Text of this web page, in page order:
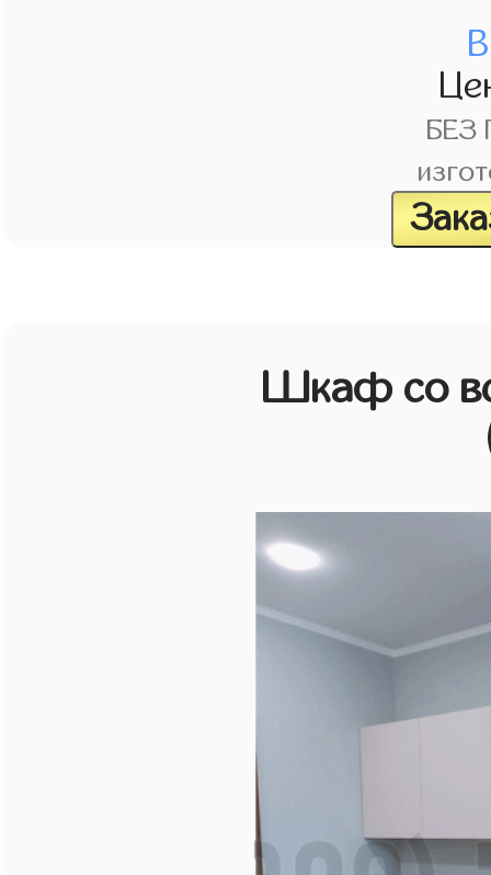
БЕЗ
Шкаф со